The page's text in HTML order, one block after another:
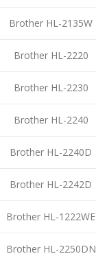
Brother HL-2135W
Brother HL-2220
Brother HL-2230
Brother HL-2240
Brother HL-2240D
Brother HL-2242D
Brother HL-1222WE
Brother HL-2250DN